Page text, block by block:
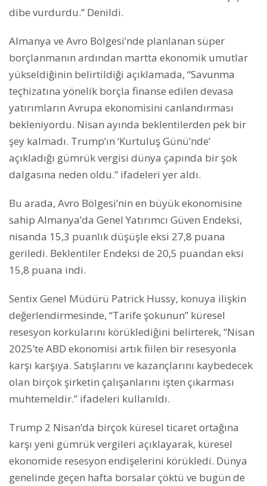
dibe vurdurdu.” Denildi.
Almanya ve Avro Bölgesi’nde planlanan süper
borçlanmanın ardından martta ekonomik umutlar
yükseldiğinin belirtildiği açıklamada, “Savunma
teçhizatına yönelik borçla finanse edilen devasa
yatırımların Avrupa ekonomisini canlandırması
bekleniyordu. Nisan ayında beklentilerden pek bir
şey kalmadı. Trump’ın ‘Kurtuluş Günü’nde’
açıkladığı gümrük vergisi dünya çapında bir şok
dalgasına neden oldu.” ifadeleri yer aldı.
Bu arada, Avro Bölgesi’nin en büyük ekonomisine
sahip Almanya’da Genel Yatırımcı Güven Endeksi,
nisanda 15,3 puanlık düşüşle eksi 27,8 puana
geriledi. Beklentiler Endeksi de 20,5 puandan eksi
15,8 puana indi.
Sentix Genel Müdürü Patrick Hussy, konuya ilişkin
değerlendirmesinde, “Tarife şokunun” küresel
resesyon korkularını körüklediğini belirterek, “Nisan
2025’te ABD ekonomisi artık fiilen bir resesyonla
karşı karşıya. Satışlarını ve kazançlarını kaybedecek
olan birçok şirketin çalışanlarını işten çıkarması
muhtemeldir.” ifadeleri kullanıldı.
Trump 2 Nisan’da birçok küresel ticaret ortağına
karşı yeni gümrük vergileri açıklayarak, küresel
ekonomide resesyon endişelerini körükledi. Dünya
genelinde geçen hafta borsalar çöktü ve bugün de